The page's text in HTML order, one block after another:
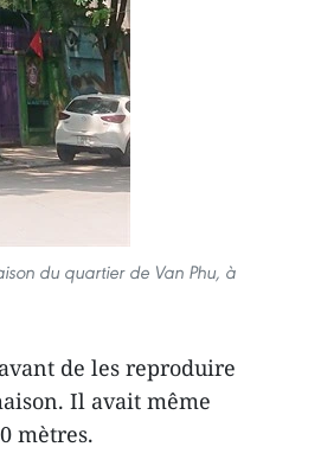
du quartier de Van Phu, à
de les reproduire
Il avait même
mètres.